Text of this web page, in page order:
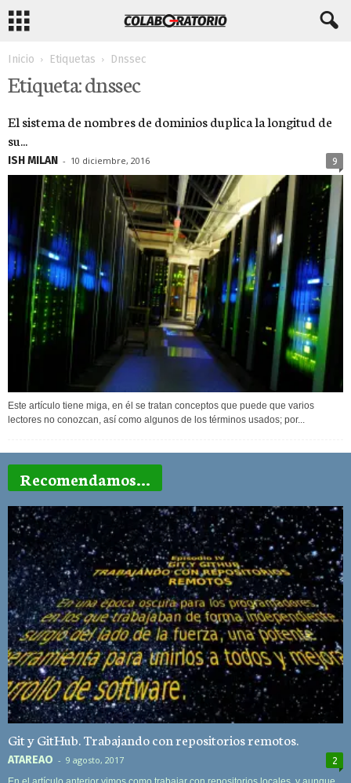
Inicio Etiquetas Dnssec
Etiqueta: dnssec
El sistema de nombres de dominios duplica la longitud de
su...
ISH MILAN - 10 diciembre, 2016 9
Este artículo tiene miga, en él se tratan conceptos que puede que varios
lectores no conozcan, así como algunos de los términos usados; por...
Recomendamos...
Git y GitHub. Trabajando con repositorios remotos.
ATAREAO - 9 agosto, 2017 2